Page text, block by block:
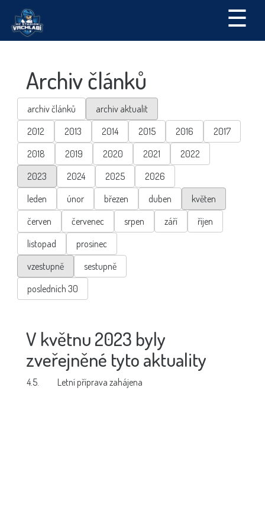
☰
Archiv článků
archiv článků
archiv aktualit
2012
2013 2014 2015 2016
2017
2018
2019 2020 2021
2022
2023
2024 2025
2026
leden
únor březen duben
květen
červen
červenec srpen září
říjen
listopad
prosinec
vzestupně
sestupně
posledních 30
V květnu 2023 byly
zveřejněné tyto aktuality
4.5. Letní příprava zahájena